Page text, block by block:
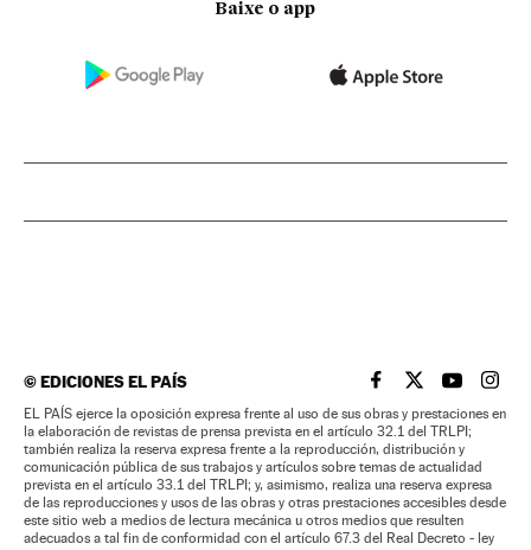
Baixe o app
©EDICIONES EL PAÍS EL PAÍS BRASIL EN
EL PAÍSEL PAÍS
EL
EL PAÍS ejerce la oposición expresa frente al uso de sus obras y prestaciones en
la elaboración de revistas de prensa prevista en el artículo 32.1 del TRLPI;
también realiza la reserva expresa frente a la reproducción, distribución y
comunicación pública de sus trabajos y artículos sobre temas de actualidad
prevista en el artículo 33.1 del TRLPI; y, asimismo, realiza una reserva expresa
de las reproducciones y usos de las obras y otras prestaciones accesibles desde
este sitio web a medios de lectura mecánica u otros medios que resulten
adecuados a tal fin de conformidad con el artículo 67.3 del Real Decreto - ley